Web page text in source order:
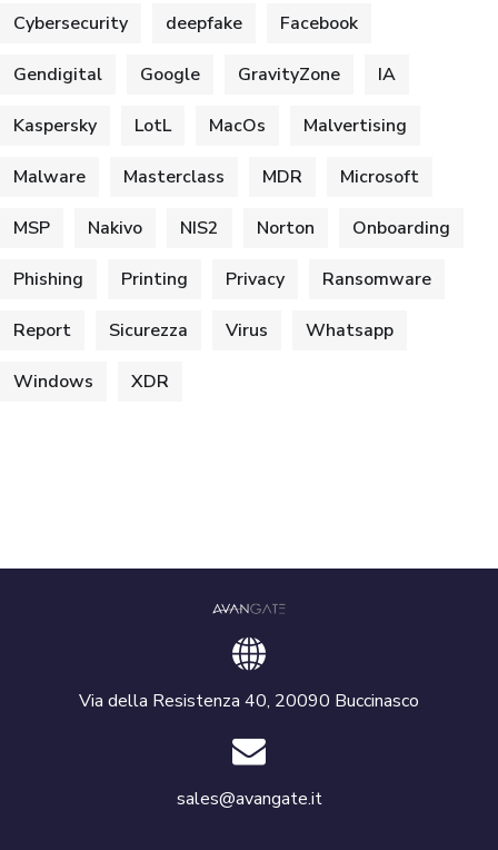
Cybersecurity deepfake Facebook
Gendigital Google GravityZone IA
Kaspersky LotL MacOs Malvertising
Malware Masterclass MDR Microsoft
MSP Nakivo NIS2 Norton Onboarding
Phishing Printing Privacy Ransomware
Report Sicurezza Virus Whatsapp
Windows XDR
Via della Resistenza 40, 20090 Buccinasco
sales@avangate.it